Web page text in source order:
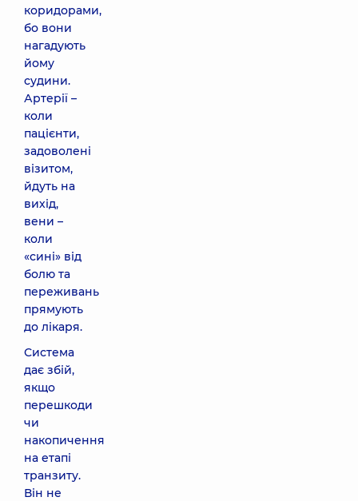
коридорами,
бо вони
нагадують
йому
судини.
Артерії –
коли
пацієнти,
задоволені
візитом,
йдуть на
вихід,
вени –
коли
«сині» від
болю та
переживань
прямують
до лікаря.
Система
дає збій,
якщо
перешкоди
чи
накопичення
на етапі
транзиту.
Він не